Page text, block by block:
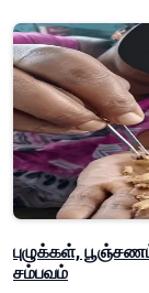
புழுக்கள்,
சம்பவம்